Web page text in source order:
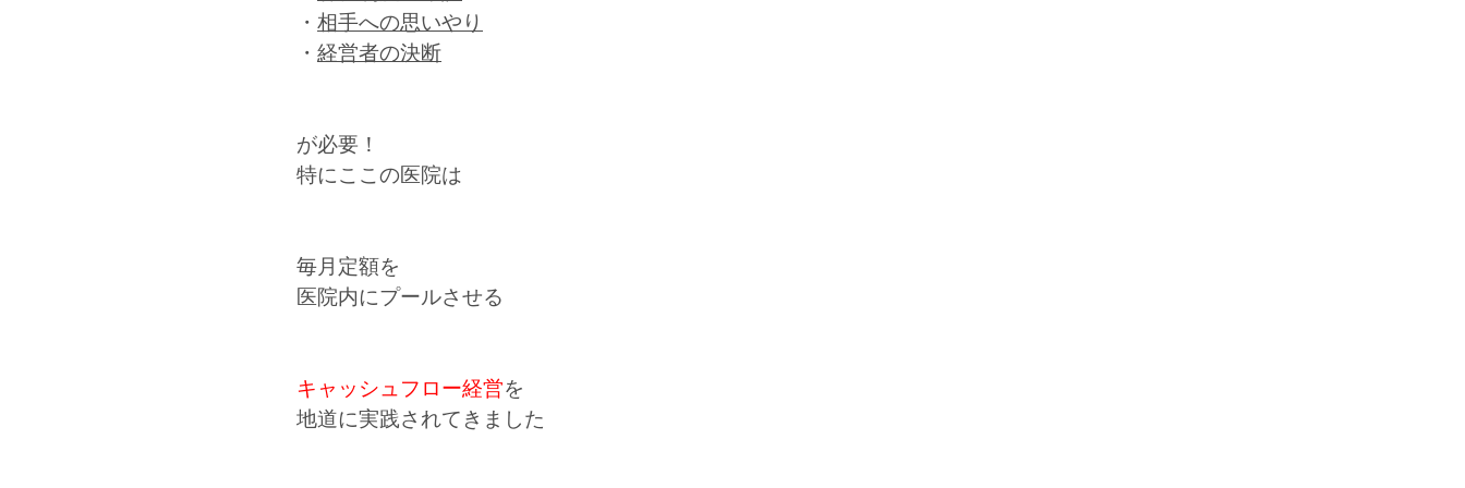
・ 相手への思いやり
・ 経営者の決断
が必要！
特にここの医院は
毎月定額を
医院内にプールさせる
キャッシュフロー経営を
地道に実践されてきました